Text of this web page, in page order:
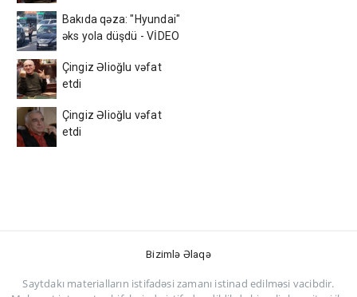
Bakıda qəza: "Hyundai"
əks yola düşdü - VİDEO
Çingiz Əlioğlu vəfat
etdi
Çingiz Əlioğlu vəfat
etdi
Bizimlə Əlaqə
Saytdakı materialların istifadəsi zamanı istinad edilməsi vacibdir.